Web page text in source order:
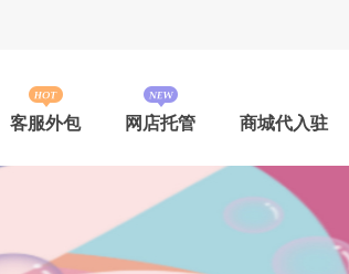
客服外包 网店托管 商城代入驻